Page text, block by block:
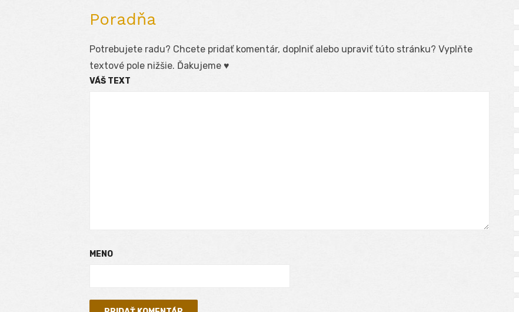
Poradňa
Potrebujete radu? Chcete pridať komentár, doplniť alebo upraviť túto stránku? Vyplňte
textové pole nižšie. Ďakujeme ♥
VÁŠ TEXT
MENO